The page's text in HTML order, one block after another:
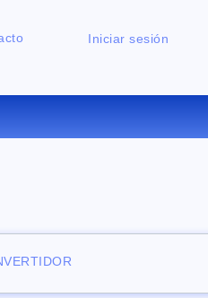
Iniciar sesión